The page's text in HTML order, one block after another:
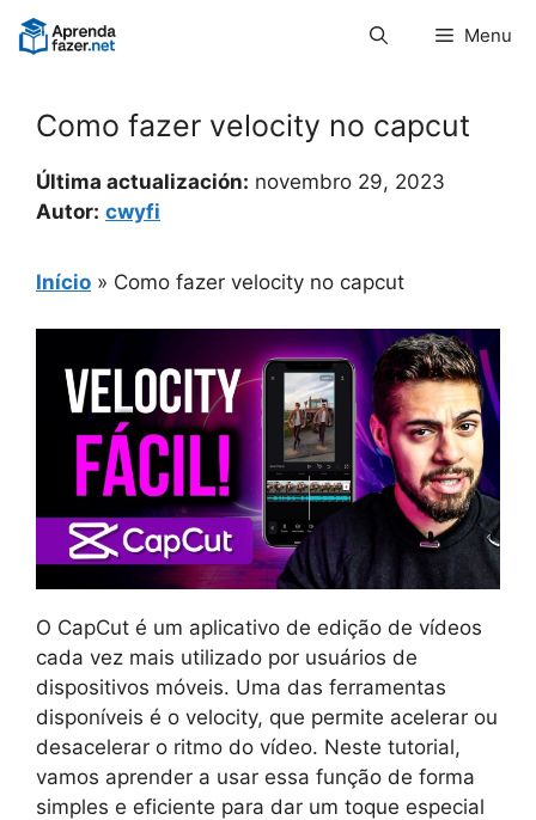
Pular
para
Menu
Como fazer velocity no capcut
Última actualización: novembro 29, 2023
Autor: cwyfi
Início » Como fazer velocity no capcut
O CapCut é um aplicativo de edição de vídeos
cada vez mais utilizado por usuários de
dispositivos móveis. Uma das ferramentas
disponíveis é o velocity, que permite acelerar ou
desacelerar o ritmo do vídeo. Neste tutorial,
vamos aprender a usar essa função de forma
simples e eficiente para dar um toque especial